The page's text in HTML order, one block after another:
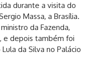
durante a visita do
Massa, a Brasília.
da Fazenda,
e depois também foi
da Silva no Palácio